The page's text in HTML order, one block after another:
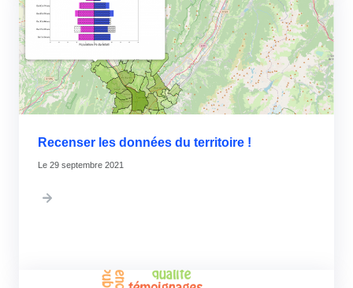
Recenser les données du territoire !
29 septembre 2021